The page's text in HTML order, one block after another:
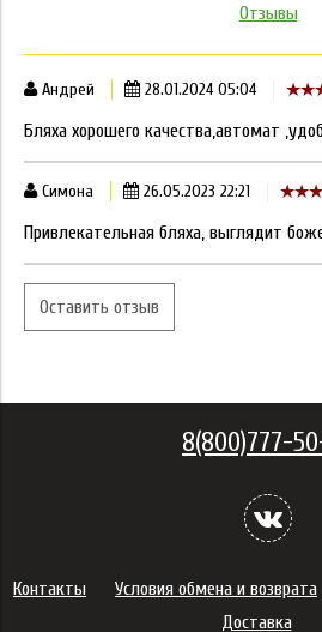
Отзывы
Андрей 28.01.2024 05:04
Бляха хорошего качества,автомат
Симона 26.05.2023 22:21
Привлекательная бляха, выглядит
Оставить отзыв
8(800)777-
Контакты Условия обмена и возврата
Доставка